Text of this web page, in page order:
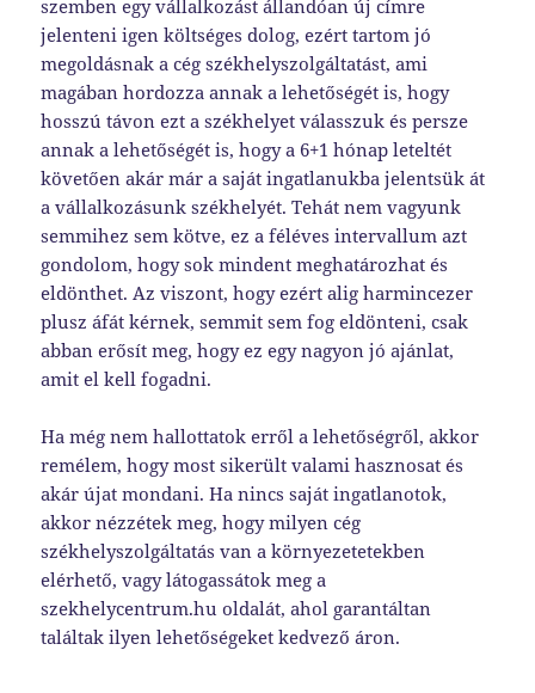
szemben egy vállalkozást állandóan új címre
jelenteni igen költséges dolog, ezért tartom jó
megoldásnak a cég székhelyszolgáltatást, ami
magában hordozza annak a lehetőségét is, hogy
hosszú távon ezt a székhelyet válasszuk és persze
annak a lehetőségét is, hogy a 6+1 hónap leteltét
követően akár már a saját ingatlanukba jelentsük át
a vállalkozásunk székhelyét. Tehát nem vagyunk
semmihez sem kötve, ez a féléves intervallum azt
gondolom, hogy sok mindent meghatározhat és
eldönthet. Az viszont, hogy ezért alig harmincezer
plusz áfát kérnek, semmit sem fog eldönteni, csak
abban erősít meg, hogy ez egy nagyon jó ajánlat,
amit el kell fogadni.
Ha még nem hallottatok erről a lehetőségről, akkor
remélem, hogy most sikerült valami hasznosat és
akár újat mondani. Ha nincs saját ingatlanotok,
akkor nézzétek meg, hogy milyen cég
székhelyszolgáltatás van a környezetetekben
elérhető, vagy látogassátok meg a
szekhelycentrum.hu oldalát, ahol garantáltan
találtak ilyen lehetőségeket kedvező áron.